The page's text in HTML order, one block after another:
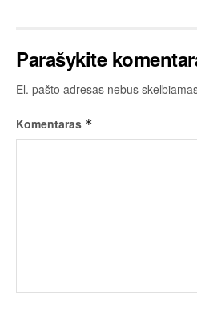
Parašykite
El. pašto adresas nebus
Komentaras *